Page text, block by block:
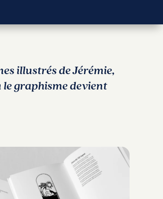
illustrés de Jérémie,
graphisme devient